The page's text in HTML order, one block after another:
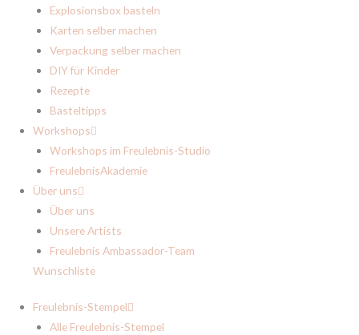
Explosionsbox basteln
Karten selber machen
Verpackung selber machen
DIY für Kinder
Rezepte
Basteltipps
Workshops
Workshops im Freulebnis-Studio
FreulebnisAkademie
Über uns
Über uns
Unsere Artists
Freulebnis Ambassador-Team
Wunschliste
Freulebnis-Stempel
Alle Freulebnis-Stempel